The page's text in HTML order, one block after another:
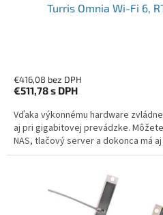
Turris Omnia Wi-Fi 6,
€416,08 bez DPH
€511,78s DPH
Vďaka výkonnému hardware
aj pri gigabitovej prevádzke.
NAS, tlačový server a dokonca má